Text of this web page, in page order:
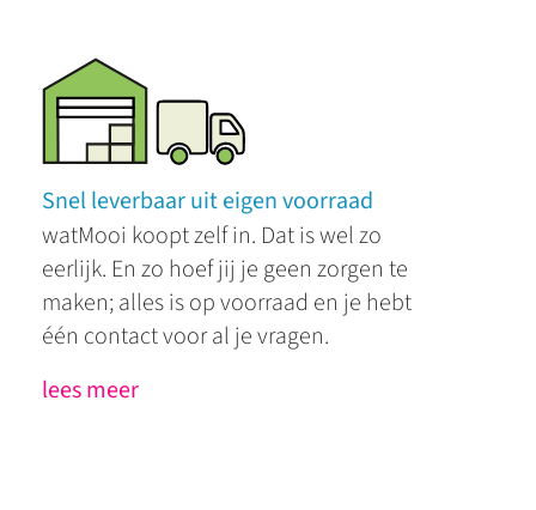
Snel leverbaar uit eigen voorraad
watMooi koopt zelf in. Dat is wel zo
eerlijk. En zo hoef jij je geen zorgen te
maken; alles is op voorraad en je hebt
één contact voor al je vragen.
lees meer